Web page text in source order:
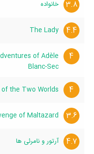
3.8 خانواده
4.4
The Lady
4
of Adèle
Blanc-Sec
4
the Two Worlds
3.6
of Maltazard
4.7 آرتور و نامرئی ها